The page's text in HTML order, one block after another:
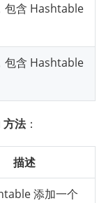
包含 Hashtable
包含 Hashtable
方法：
描述
添加一个